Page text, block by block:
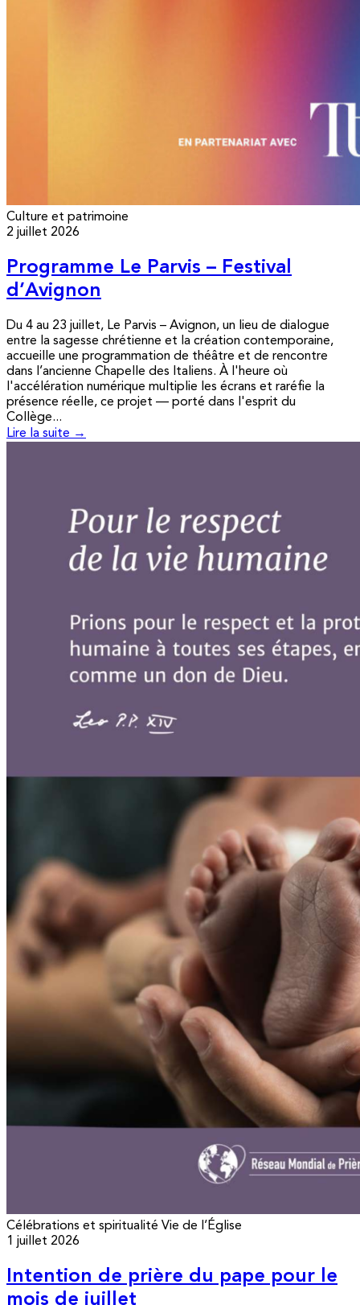
Culture et patrimoine
2 juillet 2026
Programme Le Parvis – Festival
d’Avignon
Du 4 au 23 juillet, Le Parvis – Avignon, un lieu de dialogue
entre la sagesse chrétienne et la création contemporaine,
accueille une programmation de théâtre et de rencontre
dans l’ancienne Chapelle des Italiens. À l'heure où
l'accélération numérique multiplie les écrans et raréfie la
présence réelle, ce projet — porté dans l'esprit du
Collège...
Lire la suite →
Célébrations et spiritualité Vie de l’Église
1 juillet 2026
Intention de prière du pape pour le
mois de juillet